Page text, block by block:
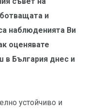
и
наблюденията Ви
оценявате
в България днес и
устойчиво и